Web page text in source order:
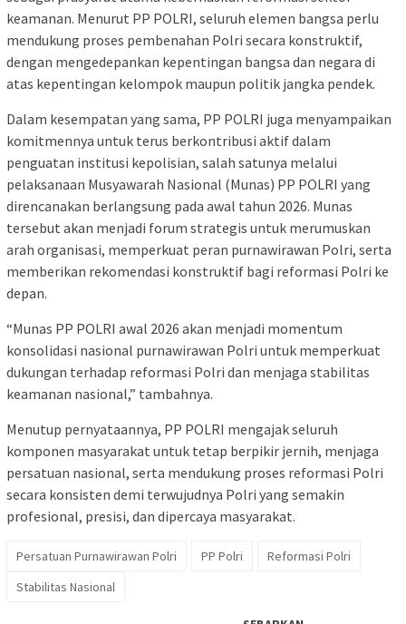
keamanan. Menurut PP POLRI, seluruh elemen bangsa perlu
mendukung proses pembenahan Polri secara konstruktif,
dengan mengedepankan kepentingan bangsa dan negara di
atas kepentingan kelompok maupun politik jangka pendek.
Dalam kesempatan yang sama, PP POLRI juga menyampaikan
komitmennya untuk terus berkontribusi aktif dalam
penguatan institusi kepolisian, salah satunya melalui
pelaksanaan Musyawarah Nasional (Munas) PP POLRI yang
direncanakan berlangsung pada awal tahun 2026. Munas
tersebut akan menjadi forum strategis untuk merumuskan
arah organisasi, memperkuat peran purnawirawan Polri, serta
memberikan rekomendasi konstruktif bagi reformasi Polri ke
depan.
“Munas PP POLRI awal 2026 akan menjadi momentum
konsolidasi nasional purnawirawan Polri untuk memperkuat
dukungan terhadap reformasi Polri dan menjaga stabilitas
keamanan nasional,” tambahnya.
Menutup pernyataannya, PP POLRI mengajak seluruh
komponen masyarakat untuk tetap berpikir jernih, menjaga
persatuan nasional, serta mendukung proses reformasi Polri
secara konsisten demi terwujudnya Polri yang semakin
profesional, presisi, dan dipercaya masyarakat.
Persatuan Purnawirawan Polri PP Polri
Reformasi Polri
Stabilitas Nasional